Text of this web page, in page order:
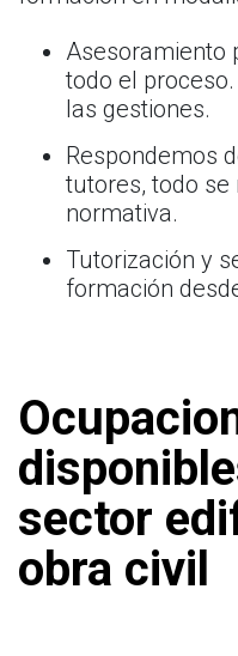
Asesoramiento
todo el
las gestiones.
Respondemos
tutores, todo se
normativa.
Tutorización y
formación
sector
obra civil